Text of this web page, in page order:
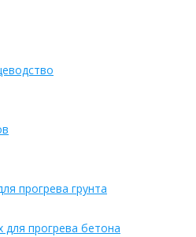
прогрева грунта
прогрева бетона